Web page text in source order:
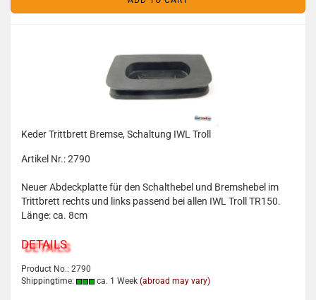
Keder Trittbrett Bremse, Schaltung IWL Troll
Artikel Nr.: 2790
Neuer Abdeckplatte für den Schalthebel und Bremshebel im
Trittbrett rechts und links passend bei allen IWL Troll TR150.
Länge: ca. 8cm
DETAILS
Product No.: 2790
Shippingtime:
ca. 1 Week (abroad may vary)